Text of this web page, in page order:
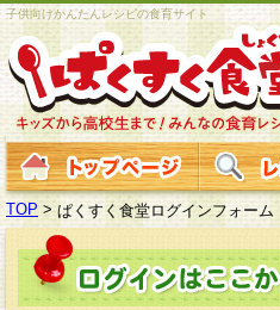
子供向けかんたんレシピの食育サイト
TOP > ぱくすく食堂ログインフォーム